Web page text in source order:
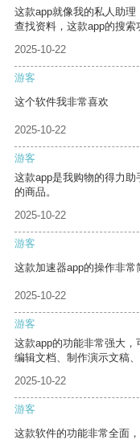
这款app就像我的私人助
查找资料，这款app的搜索
2025-10-22
游客
这个软件我非常喜欢
2025-10-22
游客
这款app是我购物的得力
的商品。
2025-10-22
游客
这款加速器app的操作非常
2025-10-22
游客
这款app的功能非常强大
编辑文档、制作演示文稿
2025-10-22
游客
这款软件的功能非常全面